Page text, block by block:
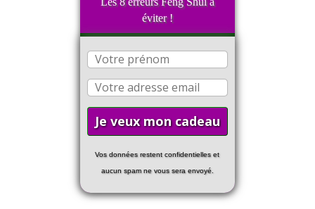
éviter !
Vos données restent confidentielles et
aucun spam ne vous sera envoyé.